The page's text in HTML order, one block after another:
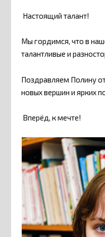
Настоящий талант!
Мы гордимся, что в
талантливые и
Поздравляем Полину
новых вершин и ярких
Вперёд, к мечте!